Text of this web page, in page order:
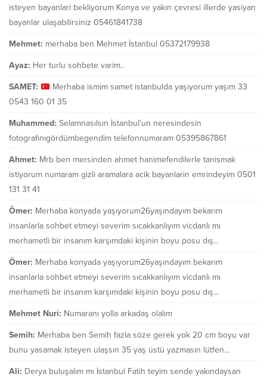
isteyen bayanlari bekliyorum Konya ve yakın çevresi illerde yasiyan
bayanlar ulaşabilirsiniz 05461841738
Mehmet: merhaba ben Mehmet İstanbul 05372179938
Ayaz: Her turlu sohbete varim..
SAMET:
Merhaba ismim samet istanbulda yaşıyorum yaşım 33
0543 160 01 35
Muhammed: Selamnasılsın İstanbul'un neresindesin
fotografınıgördümbegendim telefonnumaram 05395867861
Ahmet: Mrb ben mersinden ahmet hanimefendilerle tanismak
istiyorum numaram gizli aramalara acik bayanlarin emrindeyim 0501
131 31 41
Ömer: Merhaba konyada yaşıyorum26yaşındayım bekarım
insanlarla sohbet etmeyi severim sıcakkanlıyım vicdanlı mı
merhametli bir insanım karşımdaki kişinin boyu posu dış...
Ömer: Merhaba konyada yaşıyorum26yaşındayım bekarım
insanlarla sohbet etmeyi severim sıcakkanlıyım vicdanlı mı
merhametli bir insanım karşımdaki kişinin boyu posu dış...
Mehmet Nuri: Numaranı yolla arkadaş olalım
Semih: Merhaba ben Semih fazla söze gerek yok 20 cm boyu var
bunu yasamak isteyen ulaşsın 35 yaş üstü yazmasın lütfen...
Ali: Derya buluşalım mı İstanbul Fatih teyim sende yakındaysan